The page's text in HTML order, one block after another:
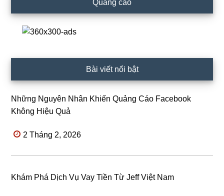
Quảng cáo
Bài viết nổi bật
Những Nguyên Nhân Khiến Quảng Cáo Facebook
Không Hiệu Quả
2 Tháng 2, 2026
Khám Phá Dịch Vụ Vay Tiền Từ Jeff Việt Nam